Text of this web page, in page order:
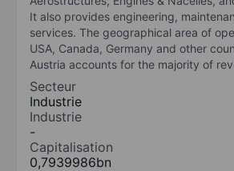
It also provides engineering,
services. The geographical area of
USA, Canada, Germany and other
Austria accounts for the majority of
Secteur
Industrie
Industrie
-
Capitalisation
0,7939986bn